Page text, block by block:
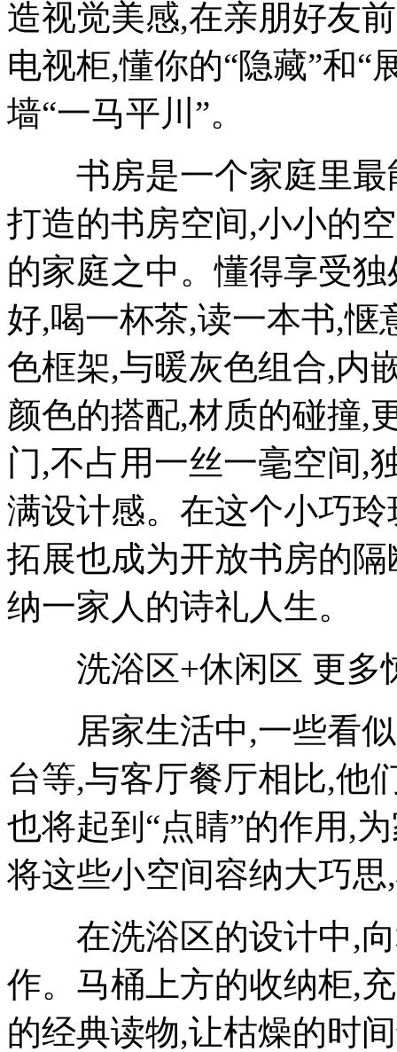
造视觉美感,在亲朋好友
电视柜,懂你的“隐藏”和“
墙“一马平川”。
书房是一个家庭里最
打造的书房空间,小小的
的家庭之中。懂得享受
好,喝一杯茶,读一本书,
色框架,与暖灰色组合,内
颜色的搭配,材质的碰撞,
门,不占用一丝一毫空间,
满设计感。在这个小巧
拓展也成为开放书房的
纳一家人的诗礼人生。
洗浴区+休闲区 更多
居家生活中,一些看似
台等,与客厅餐厅相比,他
也将起到“点睛”的作用,
将这些小空间容纳大巧
在洗浴区的设计中,向
作。马桶上方的收纳柜,
的经典读物,让枯燥的时